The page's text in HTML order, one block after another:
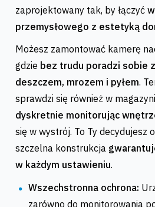
zaprojektowany tak, by łączyć
przemysłowego z estetyką
Możesz zamontować kamerę
gdzie bez trudu poradzi sobie
deszczem, mrozem i pyłem.
sprawdzi się również w
dyskretnie monitorując
się w wystrój. To Ty decydujesz
szczelna konstrukcja
w każdym ustawieniu.
Wszechstronna ochrona:
zarówno do monitorowania